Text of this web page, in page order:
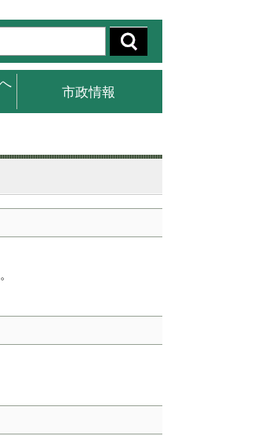
市政情報